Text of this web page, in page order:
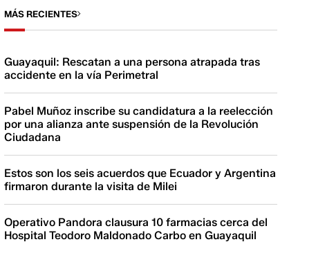
MÁS RECIENTES
Guayaquil: Rescatan a una persona atrapada tras
accidente en la vía Perimetral
Pabel Muñoz inscribe su candidatura a la reelección
por una alianza ante suspensión de la Revolución
Ciudadana
Estos son los seis acuerdos que Ecuador y Argentina
firmaron durante la visita de Milei
Operativo Pandora clausura 10 farmacias cerca del
Hospital Teodoro Maldonado Carbo en Guayaquil